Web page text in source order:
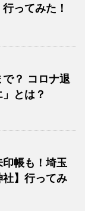
ってみた！
？ コロナ退
とは？
印帳も！埼玉
】行ってみ